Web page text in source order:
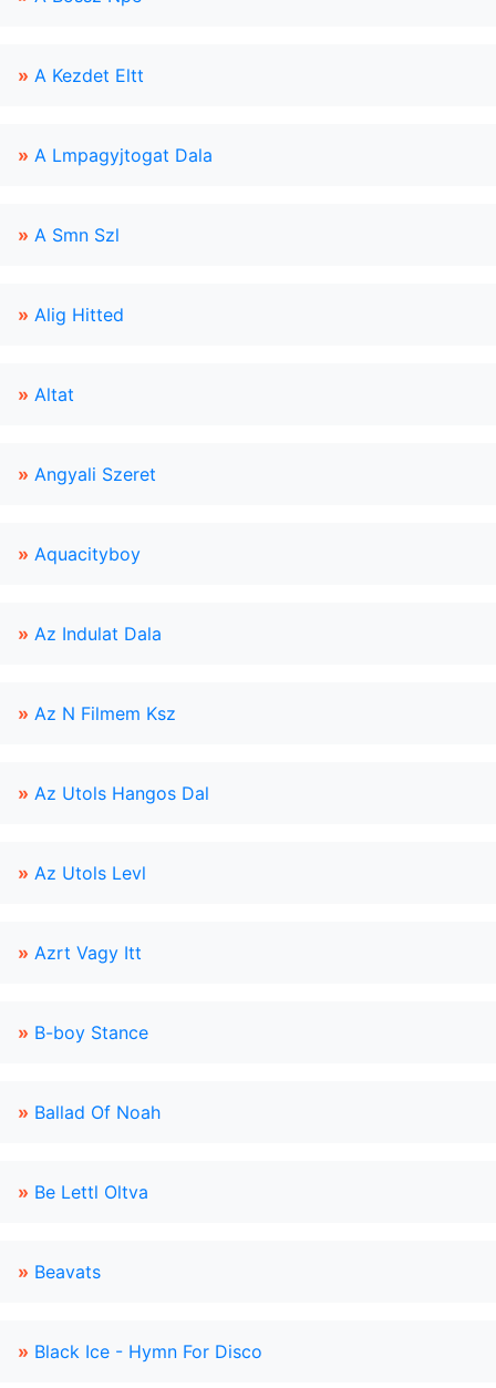
» A Kezdet Eltt
» A Lmpagyjtogat Dala
» A Smn Szl
» Alig Hitted
» Altat
» Angyali Szeret
» Aquacityboy
» Az Indulat Dala
» Az N Filmem Ksz
» Az Utols Hangos Dal
» Az Utols Levl
» Azrt Vagy Itt
» B-boy Stance
» Ballad Of Noah
» Be Lettl Oltva
» Beavats
» Black Ice - Hymn For Disco